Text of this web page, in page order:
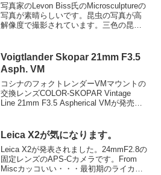
写真家のLevon Biss氏のMicrosculptureの
写真が素晴らしいです。昆虫の写真が高
解像度で撮影されています。三色の昆虫
Voigtlander Skopar 21mm F3.5
Asph. VM
コシナのフォクトレンダーVMマウントの
交換レンズCOLOR-SKOPAR Vintage
Line 21mm F3.5 Aspherical VMが発売さ
の広角感は2...
Leica X2が気になります。
Leica X2が発表されました。24mmF2.8の
固定レンズのAPS-Cカメラです。From
Miscカッコいい・・・最初期のライカ、